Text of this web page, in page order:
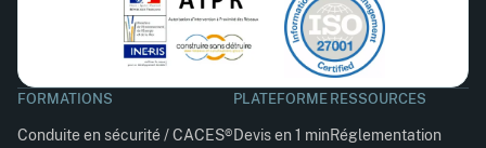
FORMATIONS
Conduite en sécurité / CACES®
PLATEFORME
Devis en 1 min
RESSOURCES
Réglementation